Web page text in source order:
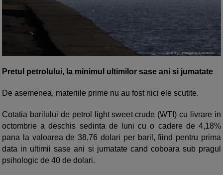
Pretul petrolului, la minimul ultimilor sase ani si jumatate
De asemenea, materiile prime nu au fost nici ele scutite.
Cotatia barilului de petrol light sweet crude (WTI) cu livrare in
octombrie a deschis sedinta de luni cu o cadere de 4,18%
pana la valoarea de 38,76 dolari per baril, fiind pentru prima
data in ultimii sase ani si jumatate cand coboara sub pragul
psihologic de 40 de dolari.